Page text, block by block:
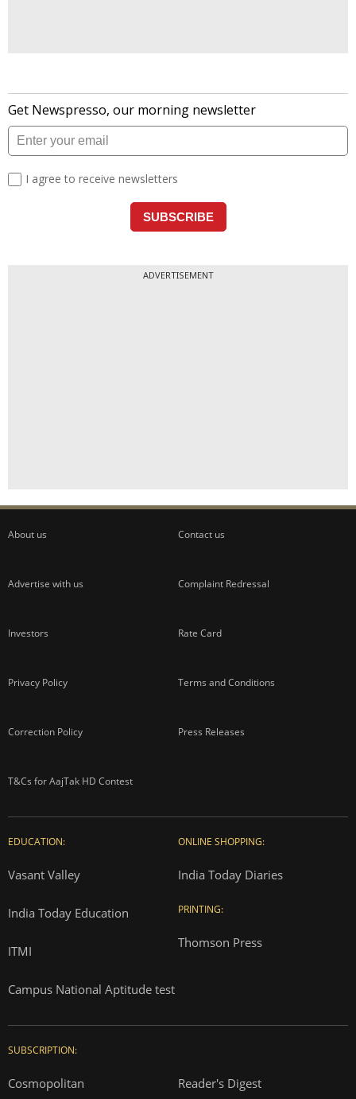
समय से पहले होने वाली मौतों में से 58% स्ट्रोक और
इस्केमिक हृदय रोगों से हुई, 8% सीओपीडी (Chronic
Obstructive Pulmonary Disease) से हुई, और
6% फेफड़ों के कैंसर से हुई (PM 10 Mortality Rate).
ADVERTISEMENT
About us Contact us
Advertise with us Complaint Redressal
Investors Rate Card
Privacy Policy Terms and Conditions
Correction Policy Press Releases
T&Cs for AajTak HD Contest
EDUCATION:
Vasant Valley
India Today Education
ITMI
Campus National Aptitude test
ONLINE SHOPPING:
India Today Diaries
PRINTING:
Thomson Press
SUBSCRIPTION:
Cosmopolitan Reader's Digest